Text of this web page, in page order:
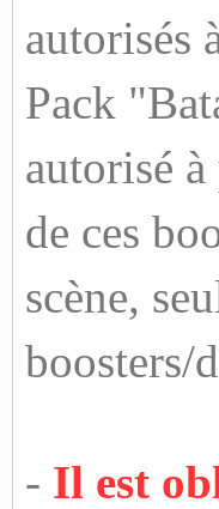
autorisés
Pack
autorisé
de ces
scène,
boosters/
- Il est